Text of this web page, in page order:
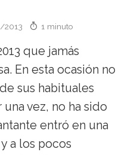
2013 1 minuto
que jamás
En esta ocasión no
sus habituales
vez, no ha sido
entró en una
y a los pocos